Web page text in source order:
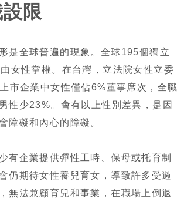
限
是全球普遍的現象。全球195個獨立
女性掌權。在台灣，立法院女性立委
市企業中女性僅佔6%董事席次，全職
性少23%。會有以上性別差異，是因
障礙和內心的障礙。
有企業提供彈性工時、保母或托育制
仍期待女性養兒育女，導致許多受過
無法兼顧育兒和事業，在職場上倒退